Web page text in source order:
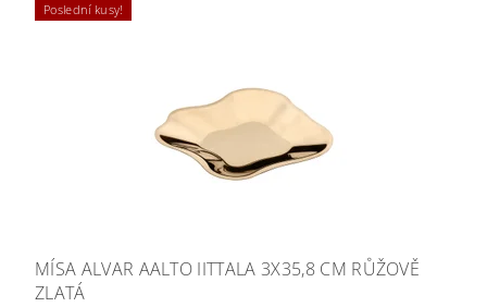
Poslední kusy!
MÍSA ALVAR AALTO IITTALA 3X35,8 CM RŮŽOVĚ
ZLATÁ